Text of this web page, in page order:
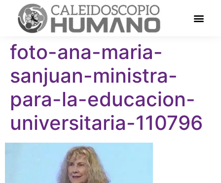
foto-ana-maria-
sanjuan-ministra-
para-la-educacion-
universitaria-110796